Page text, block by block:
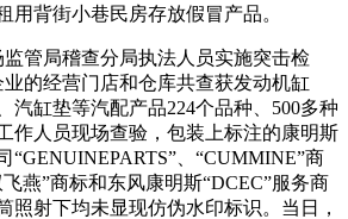
用背街小巷民房存放假冒产品。
管局稽查分局执法人员实施突击检
的经营门店和仓库共查获发动机缸
汽缸垫等汽配产品224个品种、500多种
作人员现场查验，包装上标注的康明斯
“GENUINEPARTS”、“CUMMINE”商
燕”商标和东风康明斯“DCEC”服务商
照射下均未显现仿伪水印标识。当日，